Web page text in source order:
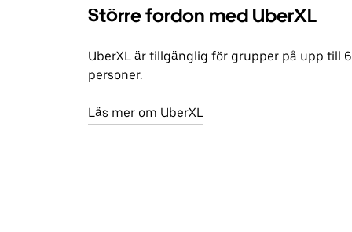
Större fordon med UberXL
UberXL är tillgänglig för grupper på upp till 6
personer.
Läs mer om UberXL